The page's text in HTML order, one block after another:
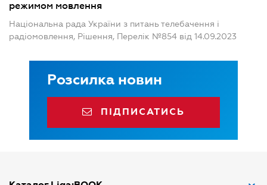
режимом мовлення
Національна рада України з питань телебачення і
радіомовлення, Рішення, Перелік №854 від 14.09.2023
Розсилка новин
ПІДПИСАТИСЬ